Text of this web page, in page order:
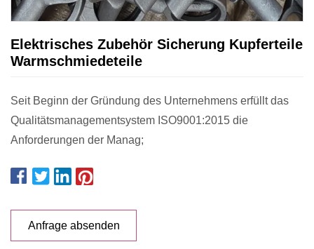
Elektrisches Zubehör Sicherung Kupferteile
Warmschmiedeteile
Seit Beginn der Gründung des Unternehmens erfüllt das
Qualitätsmanagementsystem ISO9001:2015 die
Anforderungen der Manag;
Anfrage absenden